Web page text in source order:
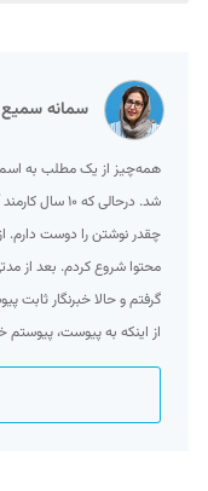
سمانه سمیع
همه‌چیز از یک مطلب به اسم
شد. درحالی
محتوا شروع کردم. بعد از
گرفتم و حالا خبرنگار
از اینکه به پیوست، پیوستم